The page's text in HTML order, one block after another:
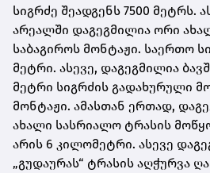
სიგრძე შეადგენს 7500 მეტრს.
არეალში დაგეგმილია ორი
საბაგიროს მონტაჟი. საერთო
მეტრი. ასევე, დაგეგმილია
მეტრი სიგრძის გადახურული
მონტაჟი. ამასთან ერთად,
ახალი სასრიალო ტრასის
არის 6 კილომეტრი. ასევე
„გუდაურას“ ტრასის აღჭურვა